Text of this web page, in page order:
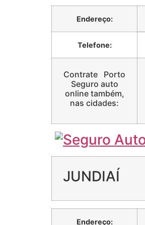
Endereço:
Telefone:
Contrate Porto
Seguro auto
online também,
nas cidades:
JUNDIAÍ
Endereço: